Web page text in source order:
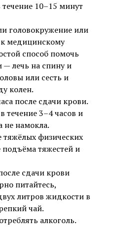
10–15 минут
головокружение или
к медицинскому
способ помочь
— лечь на спину и
или сесть и
колен.
после сдачи крови.
течение 3–4 часов и
не намокла.
тяжёлых физических
подъёма тяжестей и
сдачи крови
питайтесь,
литров жидкости в
чай.
алкоголь.